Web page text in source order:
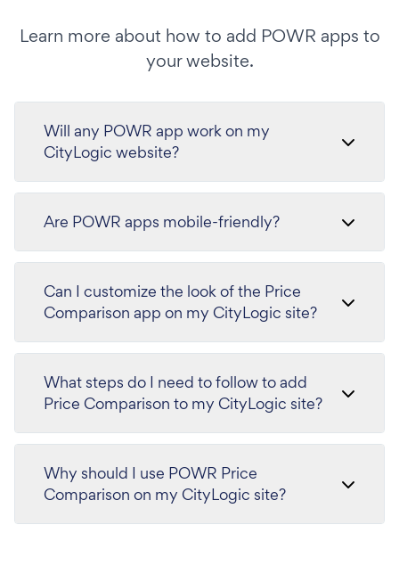
Learn more about how to add POWR apps to
your website.
Will any POWR app work on my
CityLogic website?
Are POWR apps mobile-friendly?
Can I customize the look of the Price
Comparison app on my CityLogic site?
What steps do I need to follow to add
Price Comparison to my CityLogic site?
Why should I use POWR Price
Comparison on my CityLogic site?